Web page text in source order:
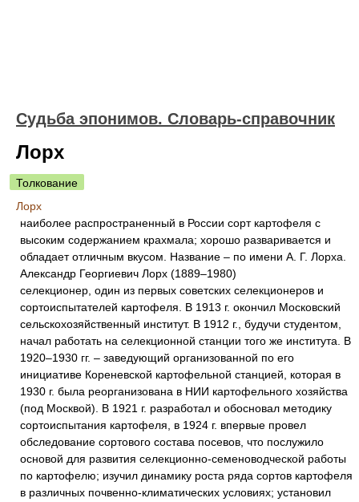
Судьба эпонимов. Словарь-справочник
Лорх
Толкование
Лорх
наиболее распространенный в России сорт картофеля с
высоким содержанием крахмала; хорошо разваривается и
обладает отличным вкусом. Название – по имени А. Г. Лорха.
Александр Георгиевич Лорх (1889–1980)
селекционер, один из первых советских селекционеров и
сортоиспытателей картофеля. В 1913 г. окончил Московский
сельскохозяйственный институт. В 1912 г., будучи студентом,
начал работать на селекционной станции того же института. В
1920–1930 гг. – заведующий организованной по его
инициативе Кореневской картофельной станцией, которая в
1930 г. была реорганизована в НИИ картофельного хозяйства
(под Москвой). В 1921 г. разработал и обосновал методику
сортоиспытания картофеля, в 1924 г. впервые провел
обследование сортового состава посевов, что послужило
основой для развития селекционно-семеноводческой работы
по картофелю; изучил динамику роста ряда сортов картофеля
в различных почвенно-климатических условиях; установил